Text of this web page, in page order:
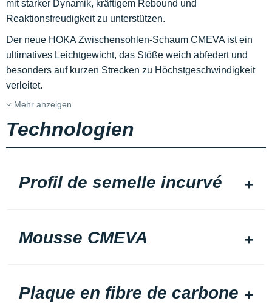
mit starker Dynamik, kräftigem Rebound und
Reaktionsfreudigkeit zu unterstützen.
Der neue HOKA Zwischensohlen-Schaum CMEVA ist ein
ultimatives Leichtgewicht, das Stöße weich abfedert und
besonders auf kurzen Strecken zu Höchstgeschwindigkeit
verleitet.
Mehr anzeigen
Technologien
Profil de semelle incurvé
Mousse CMEVA
Plaque en fibre de carbone